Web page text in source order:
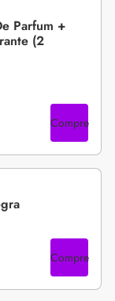
Parfum +
(2
Compre
Compre